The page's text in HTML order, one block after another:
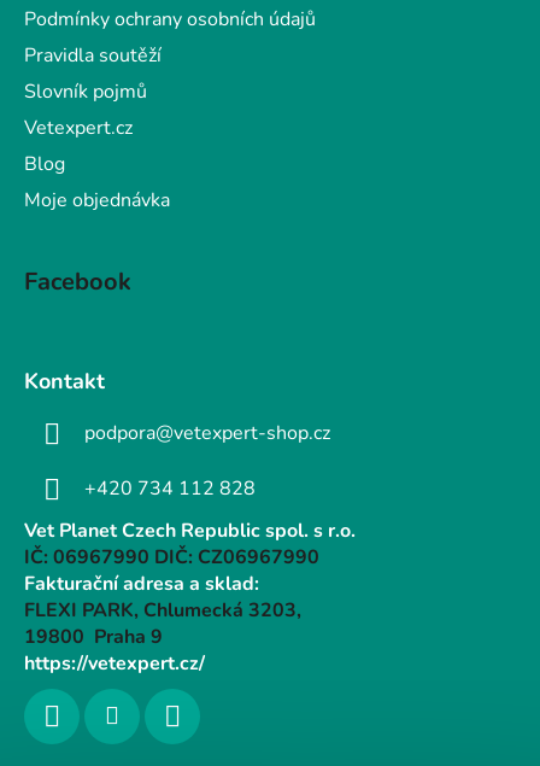
Podmínky ochrany osobních údajů
Pravidla soutěží
Slovník pojmů
Vetexpert.cz
Blog
Moje objednávka
Facebook
Kontakt
podpora@vetexpert-shop.cz
+420 734 112 828
Vet Planet Czech Republic spol. s r.o.
IČ: 06967990 DIČ: CZ06967990
Fakturační adresa a sklad:
FLEXI PARK, Chlumecká 3203,
19800 Praha 9
https://vetexpert.cz/